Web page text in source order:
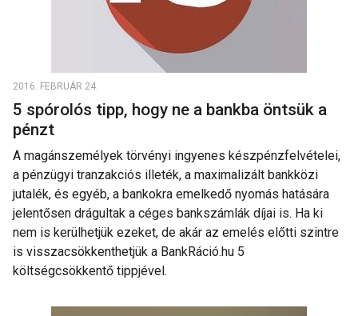
2016. FEBRUÁR 24.
5 spórolós tipp, hogy ne a bankba öntsük a
pénzt
A magánszemélyek törvényi ingyenes készpénzfelvételei,
a pénzügyi tranzakciós illeték, a maximalizált bankközi
jutalék, és egyéb, a bankokra emelkedő nyomás hatására
jelentősen drágultak a céges bankszámlák díjai is. Ha ki
nem is kerülhetjük ezeket, de akár az emelés előtti szintre
is visszacsökkenthetjük a BankRáció.hu 5
költségcsökkentő tippjével.